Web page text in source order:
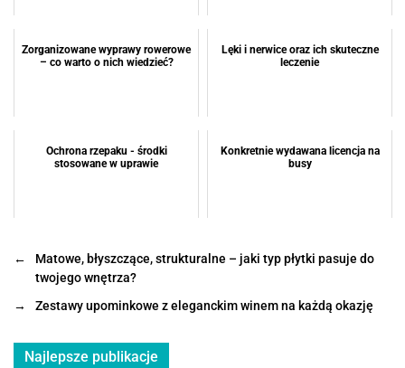
Zorganizowane wyprawy rowerowe
– co warto o nich wiedzieć?
Lęki i nerwice oraz ich skuteczne
leczenie
Ochrona rzepaku - środki
stosowane w uprawie
Konkretnie wydawana licencja na
busy
←
Matowe, błyszczące, strukturalne – jaki typ płytki pasuje do
twojego wnętrza?
→
Zestawy upominkowe z eleganckim winem na każdą okazję
Najlepsze publikacje